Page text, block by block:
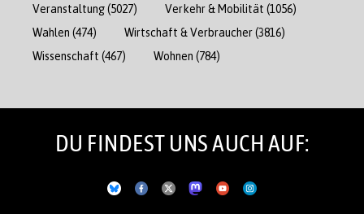
Veranstaltung(5027) Verkehr & Mobilität (1056)
Wahlen (474) Wirtschaft & Verbraucher(3816)
Wissenschaft (467) Wohnen (784)
DU FINDEST UNS AUCH AUF: